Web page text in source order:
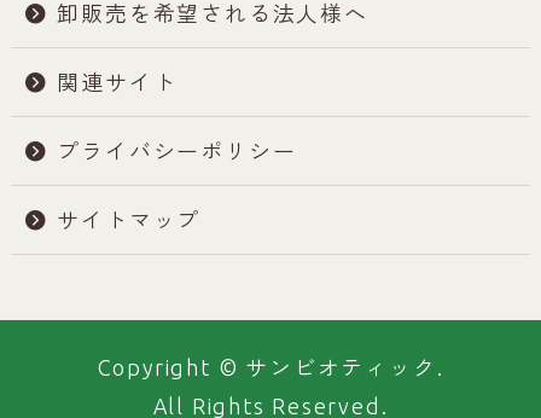
卸販売を希望される法人様へ
関連サイト
プライバシーポリシー
サイトマップ
Copyright © サンビオティック.
All Rights Reserved.